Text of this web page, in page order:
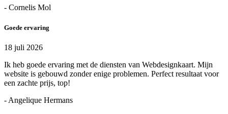
- Cornelis Mol
Goede ervaring
18 juli 2026
Ik heb goede ervaring met de diensten van Webdesignkaart. Mijn
website is gebouwd zonder enige problemen. Perfect resultaat voor
een zachte prijs, top!
- Angelique Hermans